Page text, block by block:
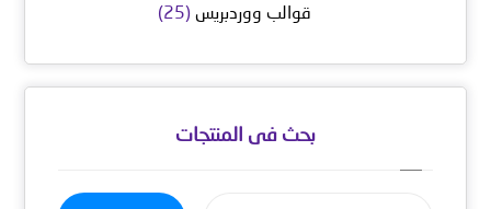
قوالب ووردبريس (25)
بحث فى المنتجات